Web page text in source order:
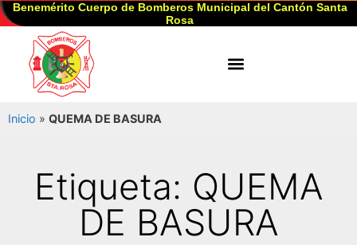
Benemérito Cuerpo de Bomberos Municipal del Cantón Santa
Rosa
Inicio » QUEMA DE BASURA
Etiqueta: QUEMA
DE BASURA